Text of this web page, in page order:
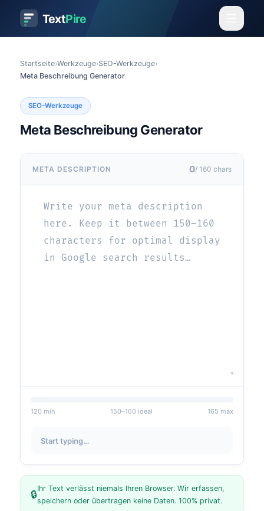
TextPire
Startseite›Werkzeuge›SEO-Werkzeuge›
Meta Beschreibung Generator
SEO-Werkzeuge
Meta Beschreibung Generator
META DESCRIPTION 0/ 160 chars
120 min 150–160 ideal 165 max
Start typing…
🔒Ihr Text verlässt niemals Ihren Browser. Wir erfassen,
speichern oder übertragen keine Daten. 100% privat.